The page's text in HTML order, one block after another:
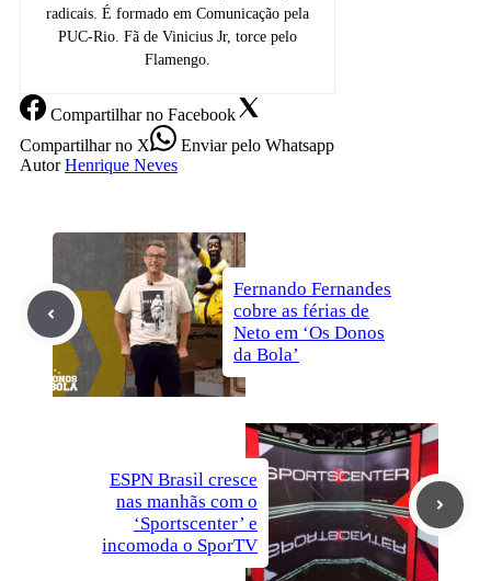
radicais. É formado em Comunicação pela
PUC-Rio. Fã de Vinicius Jr, torce pelo
Flamengo.
Compartilharno Facebook
Compartilharno X Enviarpelo Whatsapp
Autor Henrique Neves
Fernando Fernandes
cobre as férias de
Neto em ‘Os Donos
da Bola’
ESPN Brasil cresce
nas manhãs com o
‘Sportscenter’ e
incomoda o SporTV